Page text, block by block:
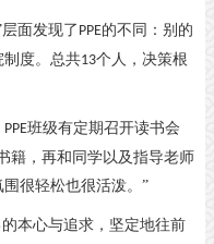
层面发现了 PPE的不同：别的
制度。总共13个人，决策根
PPE班级有定期召开读书会
籍，再和同学以及指导老师
很轻松也很活泼。”
本心与追求，坚定地往前